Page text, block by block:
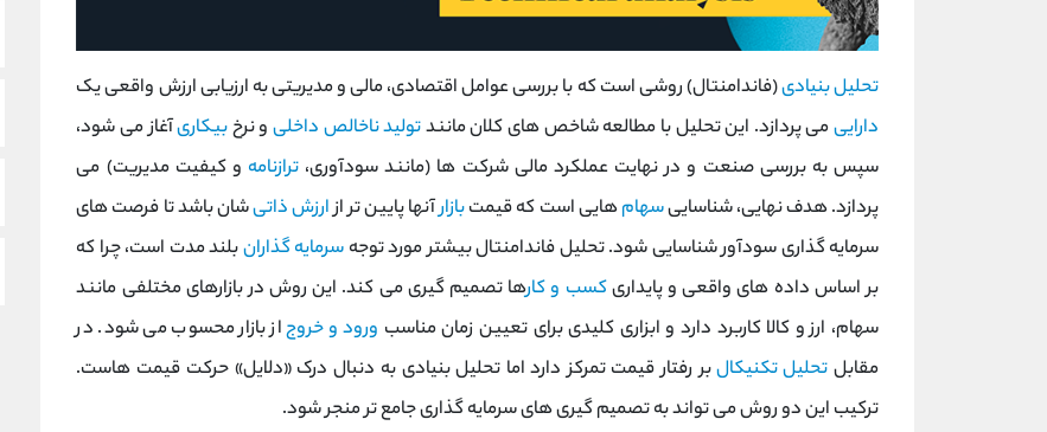
تحلیل بنیادی(فاندامنتال) روشی است که با بررسی عوامل اقتصادی، مالی و مدیریتی به ارزیابی ارزش واقعی یک
داراییمی‌ پردازد. این تحلیل با مطالعه‌ شاخص ‌های کلان مانندتولید ناخالص داخلیو نرخبیکاریآغاز می ‌شود،
سپس به بررسی صنعت و در نهایت عملکرد مالی شرکت‌ ها (مانند سودآوری،ترازنامه و کیفیت مدیریت) می
‌پردازد. هدف نهایی، شناساییسهام‌هایی است که قیمتبازارآنها پایین ‌تر ازارزش ذاتی‌شان باشد تا فرصت‌ های
سرمایه‌ گذاری سودآور شناسایی شود. تحلیل فاندامنتال بیشتر مورد توجه سرمایه‌ گذارانبلند مدت است، چرا که
بر اساس داده ‌های واقعی و پایداریکسب ‌و کارها تصمیم‌ گیری می‌ کند. این روش در بازارهای مختلفی مانند
سهام، ارز و کالا کاربرد دارد و ابزاری کلیدی برای تعیین زمان مناسب ورود و خروجاز بازار محسوب می شود. در
مقابل تحلیل تکنیکالبر رفتار قیمت تمرکز دارد اما تحلیل بنیادی به دنبال درک «دلایل» حرکت قیمت ‌هاست.
ترکیب این دو روش می ‌تواند به تصمیم ‌گیری ‌های سرمایه‌ گذاری جامع‌ تر منجر شود.